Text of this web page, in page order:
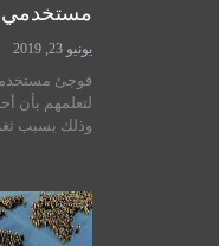
مستخدمي
يونيو 23, 2019
فوجئ
لتعلمهم بأن
وذلك بسبب